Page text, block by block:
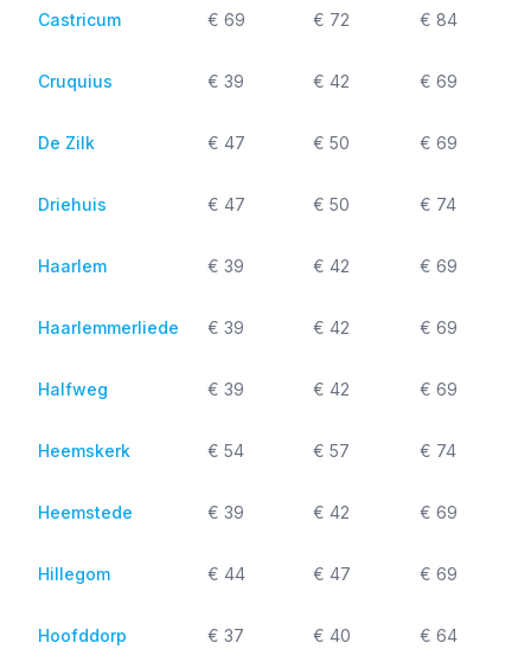
Castricum € 69 € 72 € 84
Cruquius € 39 € 42 € 69
De Zilk € 47 € 50 € 69
Driehuis € 47 € 50 € 74
Haarlem € 39 € 42 € 69
Haarlemmerliede € 39 € 42 € 69
Halfweg € 39 € 42 € 69
Heemskerk € 54 € 57 € 74
Heemstede € 39 € 42 € 69
Hillegom € 44 € 47 € 69
Hoofddorp € 37 € 40 € 64